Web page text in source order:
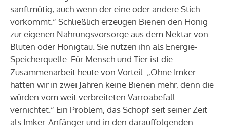
sanftmütig, auch wenn der eine oder andere Stich
vorkommt.“ Schließlich erzeugen Bienen den Honig
zur eigenen Nahrungsvorsorge aus dem Nektar von
Blüten oder Honigtau. Sie nutzen ihn als Energie-
Speicherquelle. Für Mensch und Tier ist die
Zusammenarbeit heute von Vorteil: „Ohne Imker
hätten wir in zwei Jahren keine Bienen mehr, denn die
würden vom weit verbreiteten Varroabefall
vernichtet.“ Ein Problem, das Schöpf seit seiner Zeit
als Imker-Anfänger und in den darauffolgenden